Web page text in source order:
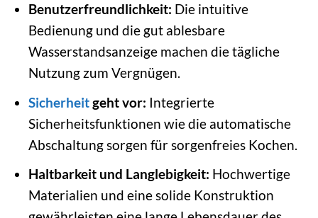
Benutzerfreundlichkeit: Die intuitive
Bedienung und die gut ablesbare
Wasserstandsanzeige machen die tägliche
Nutzung zum Vergnügen.
Sicherheitgeht vor: Integrierte
Sicherheitsfunktionen wie die automatische
Abschaltung sorgen für sorgenfreies Kochen.
Haltbarkeit und Langlebigkeit: Hochwertige
Materialien und eine solide Konstruktion